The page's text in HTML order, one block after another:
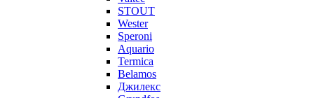
STOUT
Wester
Speroni
Aquario
Termica
Belamos
Джилекс